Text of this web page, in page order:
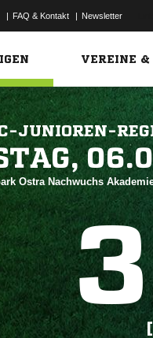
| FAQ & Kontakt | Newsletter
VEREINE &
JUNIOREN-
Ostra Nachwuchs
